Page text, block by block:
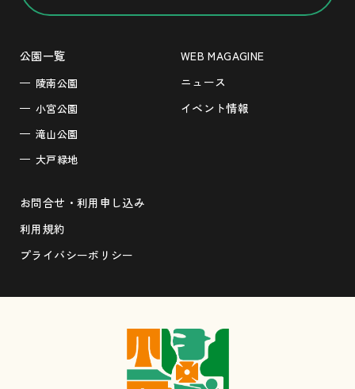
公園一覧
陵南公園
小宮公園
滝山公園
大戸緑地
WEB MAGAGINE
ニュース
イベント情報
お問合せ・利用申し込み
利用規約
プライバシーポリシー